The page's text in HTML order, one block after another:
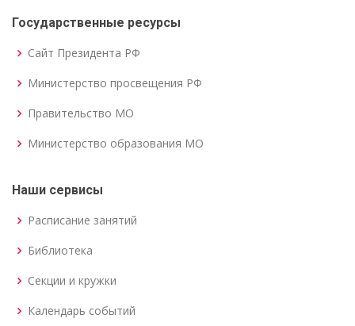
Государственные ресурсы
Сайт Президента РФ
Министерство просвещения РФ
Правительство МО
Министерство образования МО
Наши сервисы
Расписание занятий
Библиотека
Секции и кружки
Календарь событий